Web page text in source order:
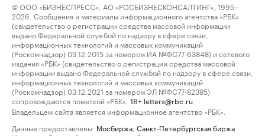
© ООО «БИЗНЕСПРЕСС», АО «РОСБИЗНЕСКОНСАЛТИНГ», 1995–
2026. Сообщения и материалы информационного агентства «РБК»
(свидетельство о регистрации средства массовой информации
выдано Федеральной службой по надзору в сфере связи,
информационных технологий и массовых коммуникаций
(Роскомнадзор) 09.12.2015 за номером ИА №ФС77-63848) и сетевого
издания «РБК» (свидетельство о регистрации средства массовой
информации выдано Федеральной службой по надзору в сфере связи,
информационных технологий и массовых коммуникаций
(Роскомнадзор) 03.12.2021 за номером ЭЛ №ФС77-82385)
сопровождаются пометкой «РБК».
18+ letters@rbc.ru
Владельцем сайта является информационное агентство «РБК».
Данные предоставлены: Мосбиржа Санкт-Петербургская биржа